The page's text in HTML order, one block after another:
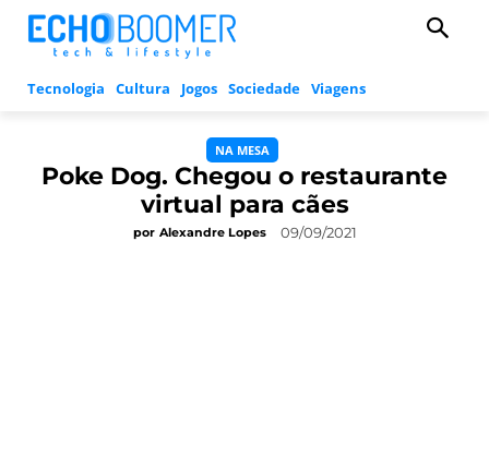
Tecnologia Cultura Jogos Sociedade Viagens
NA MESA
Poke Dog. Chegou o restaurante
virtual para cães
por Alexandre Lopes 09/09/2021